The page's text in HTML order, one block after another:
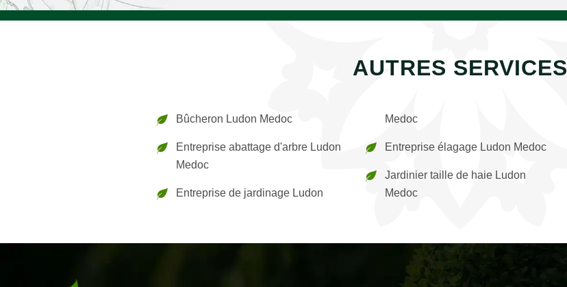
AUTRES SERVICES
Bûcheron Ludon Medoc
Entreprise abattage d'arbre Ludon
Medoc
Entreprise de jardinage Ludon
Medoc
Entreprise élagage Ludon Medoc
Jardinier taille de haie Ludon
Medoc